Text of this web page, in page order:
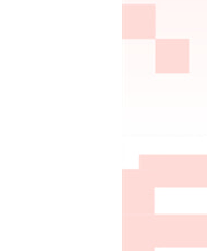
14 Nvidia
AI 골드러
15 High
미국의 금
16
에너지 전
17 Bitcoin
시작이 좋
18 The